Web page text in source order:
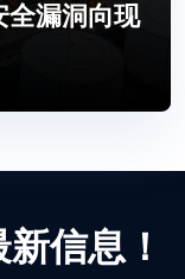
全漏洞向现
信息！